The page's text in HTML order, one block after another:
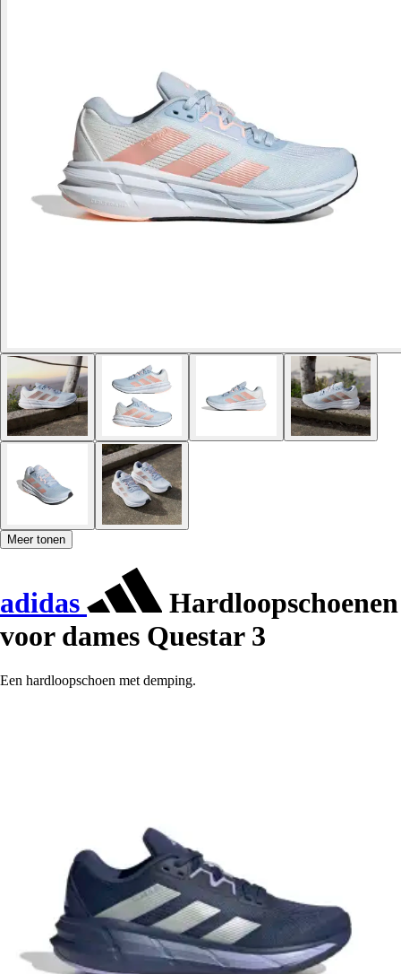
Meer tonen
adidas
Hardloopschoenen
voor dames Questar 3
Een hardloopschoen met demping.